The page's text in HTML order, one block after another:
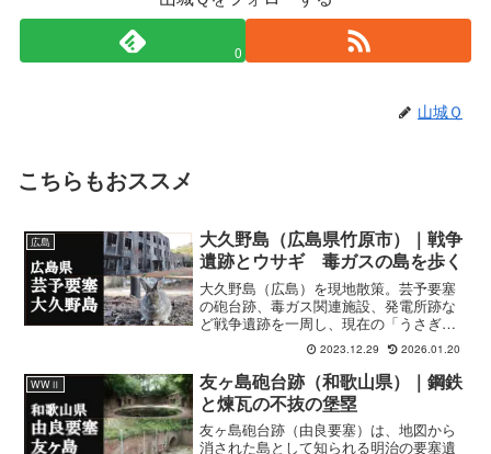
0
山城Ｑ
こちらもおススメ
広島
大久野島（広島県竹原市）｜戦争
遺跡とウサギ 毒ガスの島を歩く
大久野島（広島）を現地散策。芸予要塞
の砲台跡、毒ガス関連施設、発電所跡な
ど戦争遺跡を一周し、現在の「うさぎの
島」としての観光の実像も整理。
2023.12.29 2026.01.20
WWⅡ
友ヶ島砲台跡（和歌山県）｜鋼鉄
と煉瓦の不抜の堡塁
友ヶ島砲台跡（由良要塞）は、地図から
消された島として知られる明治の要塞遺